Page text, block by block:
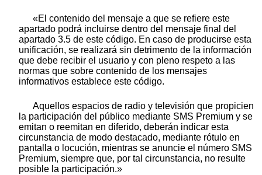
«El contenido del mensaje a que se refiere este
apartado podrá incluirse dentro del mensaje final del
apartado 3.5 de este código. En caso de producirse esta
unificación, se realizará sin detrimento de la información
que debe recibir el usuario y con pleno respeto a las
normas que sobre contenido de los mensajes
informativos establece este código.
Aquellos espacios de radio y televisión que propicien
la participación del público mediante SMS Premium y se
emitan o reemitan en diferido, deberán indicar esta
circunstancia de modo destacado, mediante rótulo en
pantalla o locución, mientras se anuncie el número SMS
Premium, siempre que, por tal circunstancia, no resulte
posible la participación.»